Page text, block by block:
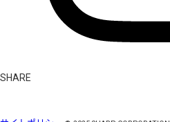
SHARE